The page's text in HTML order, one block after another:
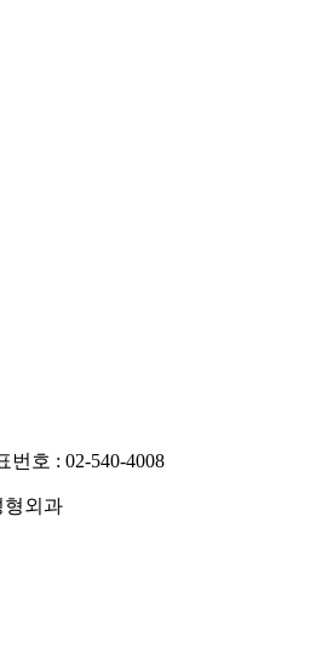
호 : 02-540-4008
형외과